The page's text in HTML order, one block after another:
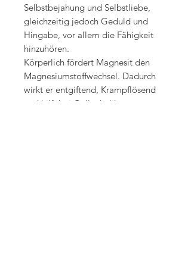
Selbstbejahung und Selbstliebe,
gleichzeitig jedoch Geduld und
Hingabe, vor allem die Fähigkeit
hinzuhören.
Körperlich fördert Magnesit den
Magnesiumstoffwechsel. Dadurch
wirkt er entgiftend, Krampflösend
und hilft bei Gallenkoliken,